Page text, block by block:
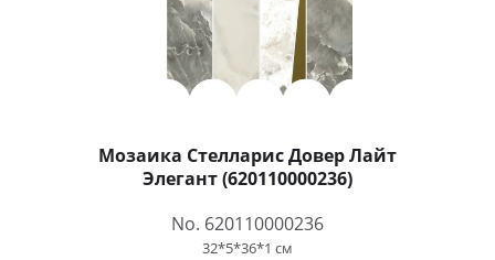
Мозаика Стелларис Довер Лайт
Элегант (620110000236)
No. 620110000236
32*5*36*1 см